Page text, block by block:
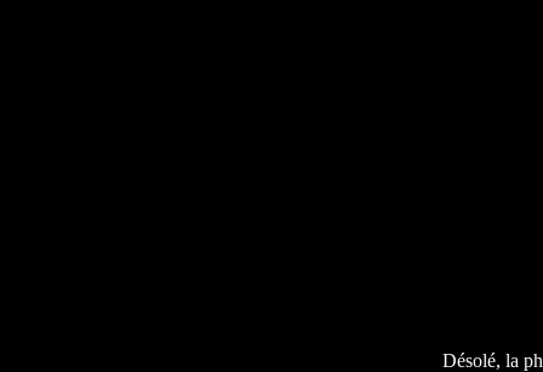
Désolé, la